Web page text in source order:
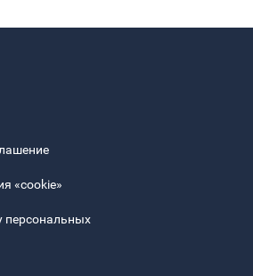
«cookie»
персональных